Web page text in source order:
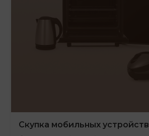
Скупка мобильных устройств